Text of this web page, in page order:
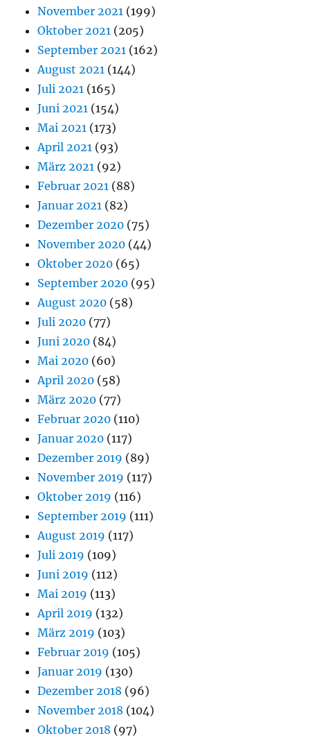
November 2021 (199)
Oktober 2021 (205)
September 2021 (162)
August 2021 (144)
Juli 2021 (165)
Juni 2021 (154)
Mai 2021 (173)
April 2021 (93)
März 2021 (92)
Februar 2021 (88)
Januar 2021 (82)
Dezember 2020 (75)
November 2020 (44)
Oktober 2020 (65)
September 2020 (95)
August 2020 (58)
Juli 2020 (77)
Juni 2020 (84)
Mai 2020 (60)
April 2020 (58)
März 2020 (77)
Februar 2020 (110)
Januar 2020 (117)
Dezember 2019 (89)
November 2019 (117)
Oktober 2019 (116)
September 2019 (111)
August 2019 (117)
Juli 2019 (109)
Juni 2019 (112)
Mai 2019 (113)
April 2019 (132)
März 2019 (103)
Februar 2019 (105)
Januar 2019 (130)
Dezember 2018 (96)
November 2018 (104)
Oktober 2018 (97)